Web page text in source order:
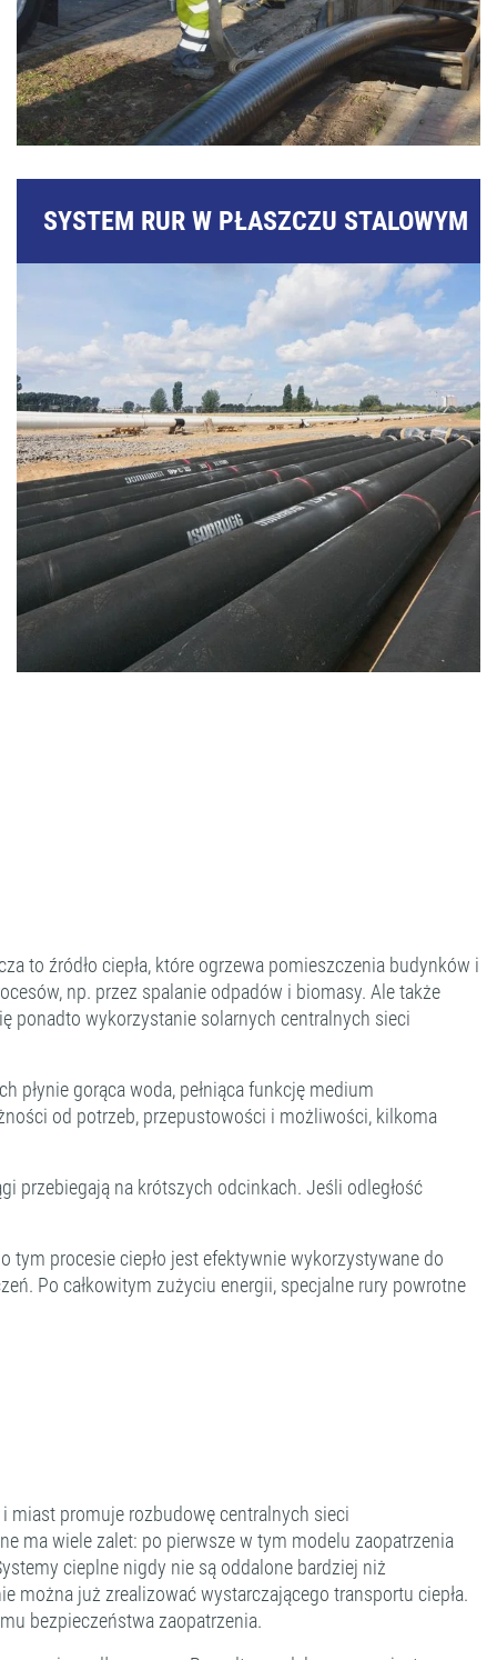
SYSTEM RUR W PŁASZCZU STALOWYM
to źródło ciepła, które ogrzewa pomieszczenia budynków i
np. przez spalanie odpadów i biomasy. Ale także
ponadto wykorzystanie solarnych centralnych sieci
płynie gorąca woda, pełniąca funkcję medium
od potrzeb, przepustowości i możliwości, kilkoma
przebiegają na krótszych odcinkach. Jeśli odległość
tym procesie ciepło jest efektywnie wykorzystywane do
Po całkowitym zużyciu energii, specjalne rury powrotne
miast promuje rozbudowę centralnych sieci
ma wiele zalet: po pierwsze w tym modelu zaopatrzenia
cieplne nigdy nie są oddalone bardziej niż
można już zrealizować wystarczającego transportu ciepła.
bezpieczeństwa zaopatrzenia.